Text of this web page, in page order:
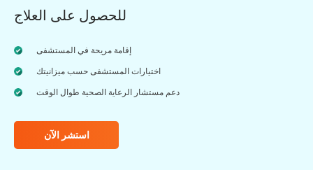
للحصول على العلاج
إقامة مريحة في المستشفى
اختيارات المستشفى حسب ميزانيتك
دعم مستشار الرعاية الصحية طوال الوقت
استشر الآن